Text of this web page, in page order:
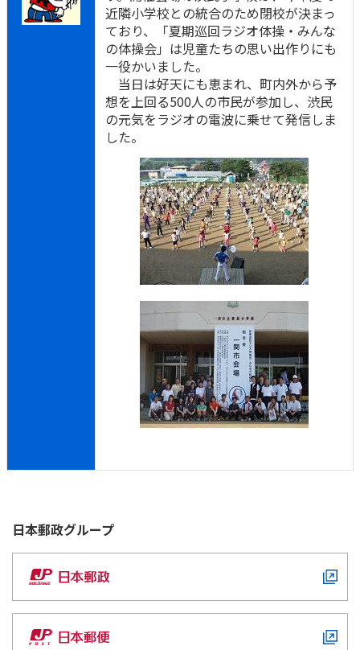
近隣小学校との統合のため閉校が決まっ
ており、「夏期巡回ラジオ体操・みんな
の体操会」は児童たちの思い出作りにも
一役かいました。
当日は好天にも恵まれ、町内外から予
想を上回る500人の市民が参加し、渋民
の元気をラジオの電波に乗せて発信しま
した。
日本郵政グループ